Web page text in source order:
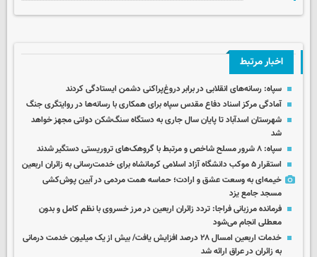
اخبار مرتبط
سپاه: رسانه‌های انقلابی در برابر دروغ‌پراکنی دشمن ایستادگی کردند
آمادگی مرکز اسناد دفاع مقدس سپاه برای همکاری با رسانه‌ها در روایتگری جنگ
شهرستان اسدآباد تا پایان سال جاری به دستگاه سنگ‌شکن دولتی مجهز خواهد
شد
سپاه: ۸ شرور مسلح شاخص و مرتبط با گروهک‌های تروریستی دستگیر شدند
استقرار ۵ موکب دانشگاه آزاد اسلامی کرمانشاه برای خدمت‌رسانی به زائران اربعین
خیمه‌ای به وسعت عشق و ارادت؛ حماسه همت مردمی در آیین پوش‌کشی
مسجد جامع یزد
فرمانده مرزبانی فراجا: تردد زائران اربعین در مرز خسروی با نظم کامل و بدون
معطلی انجام می‌شود
خدمات اربعین امسال ۲۸ درصد افزایش یافت/ بیش از یک میلیون خدمت درمانی
به زائران در عراق ارائه شد